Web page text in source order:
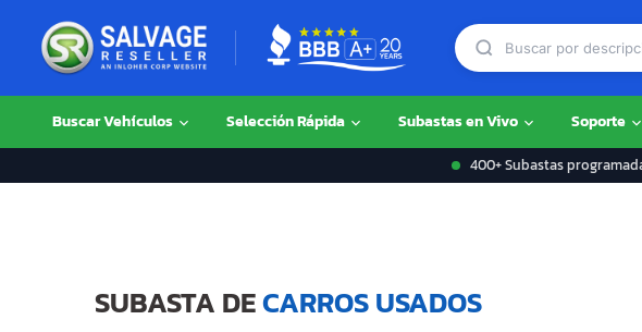
Buscar Vehículos Selección Rápida Subastas en Vivo Soporte
400+ Subastas
SUBASTA DECARROS USADOS